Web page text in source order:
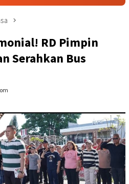
RD Pimpin
Serahkan Bus